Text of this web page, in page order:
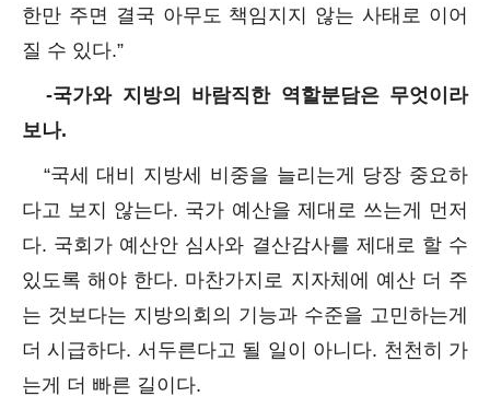
한만 주면 결국 아무도 책임지지 않는 사태로 이어
질 수 있다.”
-국가와 지방의 바람직한 역할분담은 무엇이라
보나.
“국세 대비 지방세 비중을 늘리는게 당장 중요하
다고 보지 않는다. 국가 예산을 제대로 쓰는게 먼저
다. 국회가 예산안 심사와 결산감사를 제대로 할 수
있도록 해야 한다. 마찬가지로 지자체에 예산 더 주
는 것보다는 지방의회의 기능과 수준을 고민하는게
더 시급하다. 서두른다고 될 일이 아니다. 천천히 가
는게 더 빠른 길이다.